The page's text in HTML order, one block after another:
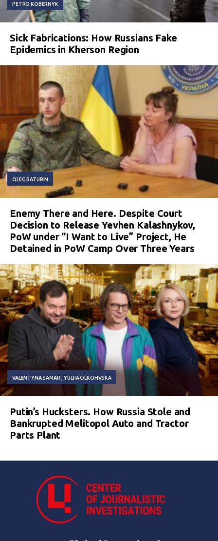
PETRO KOBERNYK
Sick Fabrications: How Russians Fake
Epidemics in Kherson Region
OLEG BATURIN
Enemy There and Here. Despite Court
Decision to Release Yevhen Kalashnykov,
PoW under “I Want to Live” Project, He
Detained in PoW Camp Over Three Years
VALENTYNA SAMAR YULIIA OLKOHVSKA
Putin’s Hucksters. How Russia Stole and
Bankrupted Melitopol Auto and Tractor
Parts Plant